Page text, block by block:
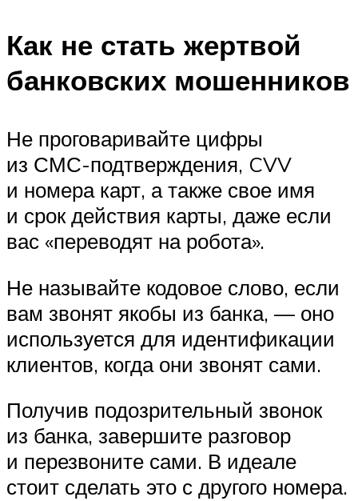
Как не стать жертвой
банковских мошенников
Не проговаривайте цифры
из СМС-подтверждения, CVV
и номера карт, а также свое имя
и срок действия карты, даже если
вас «переводят на робота».
Не называйте кодовое слово, если
вам звонят якобы из банка, — оно
используется для идентификации
клиентов, когда они звонят сами.
Получив подозрительный звонок
из банка, завершите разговор
и перезвоните сами. В идеале
стоит сделать это с другого номера.